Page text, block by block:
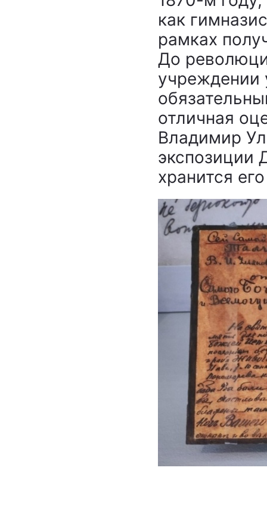
как
рамках
До
учреждении
отличная
Владимир
экспозиции
хранится